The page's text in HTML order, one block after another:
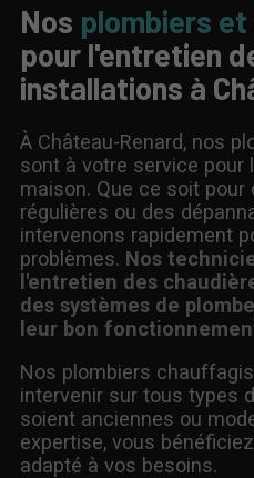
Nos plombiers
pour l'entretien
installations à
À Château-Renard, nos
sont à votre service pour
maison. Que ce soit
régulières ou des
intervenons rapidement
problèmes. Nos
l'entretien des
des systèmes de
leur bon
Nos plombiers
intervenir sur tous types
soient anciennes ou
expertise, vous
adapté à vos besoins.